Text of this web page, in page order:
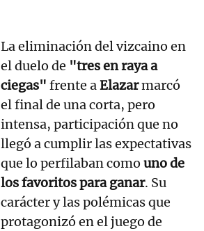
La eliminación del vizcaino en
el duelo de "tres en raya a
ciegas" frente aElazarmarcó
el final de una corta, pero
intensa, participación que no
llegó a cumplir las expectativas
que lo perfilaban como uno de
los favoritos para ganar. Su
carácter y las polémicas que
protagonizó en el juego de